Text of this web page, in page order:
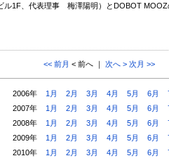
ル1F、代表理事 梅澤陽明）とDOBOT MOOZ
<< 前月 < 前へ ｜ 次へ > 次月 >>
2006年 1月 2月 3月 4月 5月 6月
2007年
1月 2月 3月 4月 5月 6月
2008年
1月 2月 3月 4月 5月 6月
2009年
1月 2月 3月 4月 5月 6月
2010年
1月 2月 3月 4月 5月 6月